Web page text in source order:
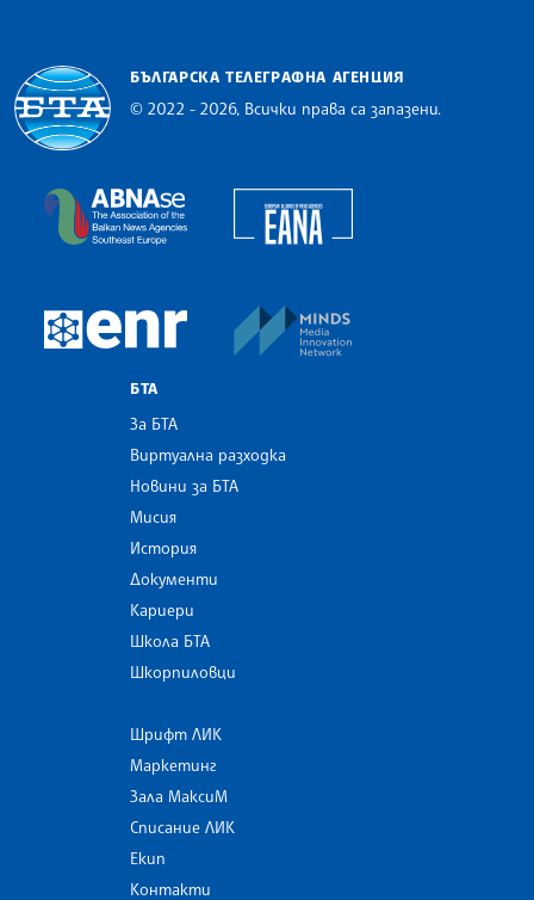
БЪЛГАРСКА ТЕЛЕГРАФНА АГЕНЦИЯ
© 2022 - 2026, Всички права са запазени.
The Assocoation of the Balkan News Agencies
European Newsroom
БТА
За БТА
Виртуална разходка
Новини за БТА
Мисия
История
Документи
Кариери
Школа БТА
Шкорпиловци
Шрифт ЛИК
Маркетинг
Зала МаксиМ
Списание ЛИК
Екип
Контакти